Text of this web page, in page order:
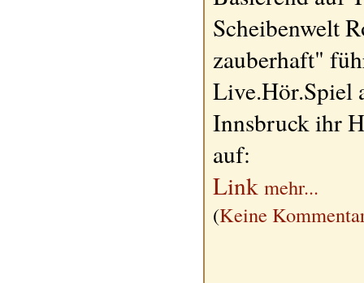
Scheibenwelt
zauberhaft"
Live.Hör.Spiel
Innsbruck ihr
auf:
Link mehr...
(Keine